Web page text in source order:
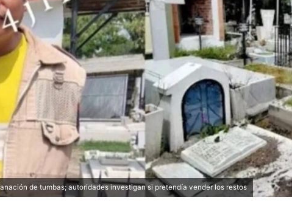
de tumbas; autoridades investigan si pretendía vender los restos